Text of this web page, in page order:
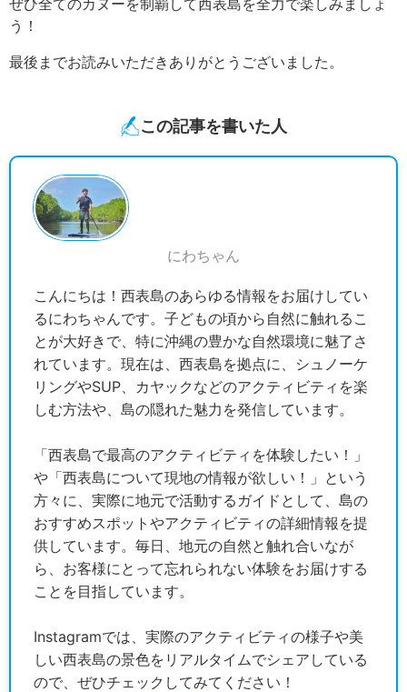
ぜひ全てのカヌーを制覇して西表島を全力で楽しみましょ
う！
最後までお読みいただきありがとうございました。
この記事を書いた人
にわちゃん
こんにちは！西表島のあらゆる情報をお届けしてい
るにわちゃんです。子どもの頃から自然に触れるこ
とが大好きで、特に沖縄の豊かな自然環境に魅了さ
れています。現在は、西表島を拠点に、シュノーケ
リングやSUP、カヤックなどのアクティビティを楽
しむ方法や、島の隠れた魅力を発信しています。
「西表島で最高のアクティビティを体験したい！」
や「西表島について現地の情報が欲しい！」という
方々に、実際に地元で活動するガイドとして、島の
おすすめスポットやアクティビティの詳細情報を提
供しています。毎日、地元の自然と触れ合いなが
ら、お客様にとって忘れられない体験をお届けする
ことを目指しています。
Instagramでは、実際のアクティビティの様子や美
しい西表島の景色をリアルタイムでシェアしている
ので、ぜひチェックしてみてください！